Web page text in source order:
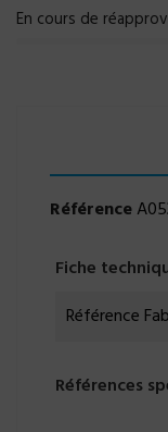
En cours de
Référence
Fiche
Référence
Références